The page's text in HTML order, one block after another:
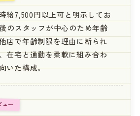
給7,500円以上可と明示してお
のスタッフが中心のため年齢
店で年齢制限を理由に断られ
在宅と通勤を柔軟に組み合わ
いた構成。
ュー